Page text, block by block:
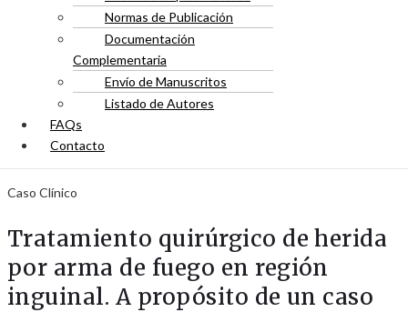
Normas de Publicación
Documentación
Complementaria
Envío de Manuscritos
Listado de Autores
FAQs
Contacto
Caso Clínico
Tratamiento quirúrgico de herida
por arma de fuego en región
inguinal. A propósito de un caso